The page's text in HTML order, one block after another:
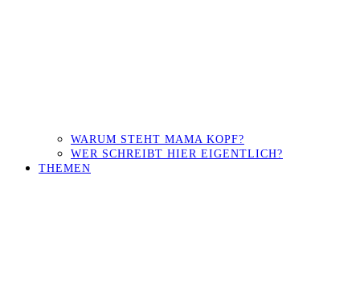
WARUM STEHT MAMA KOPF?
WER SCHREIBT HIER EIGENTLICH?
THEMEN